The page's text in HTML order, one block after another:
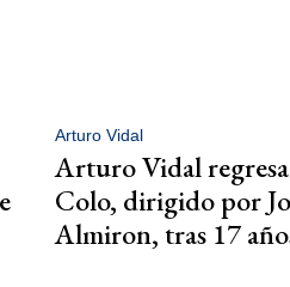
Arturo Vidal
Arturo Vidal
Colo, dirigido por
Almiron, tras 17